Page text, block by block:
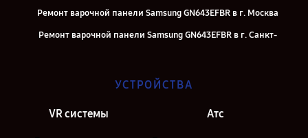
Ремонт варочной панели Samsung GN643EFBR в г. Москва
Ремонт варочной панели Samsung GN643EFBR в г. Санкт-
УСТРОЙСТВА
VR системы Атс